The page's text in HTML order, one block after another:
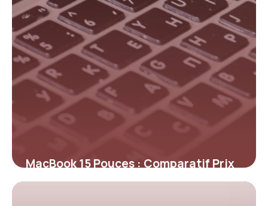
MacBook 15 Pouces : Comparatif Prix
2026